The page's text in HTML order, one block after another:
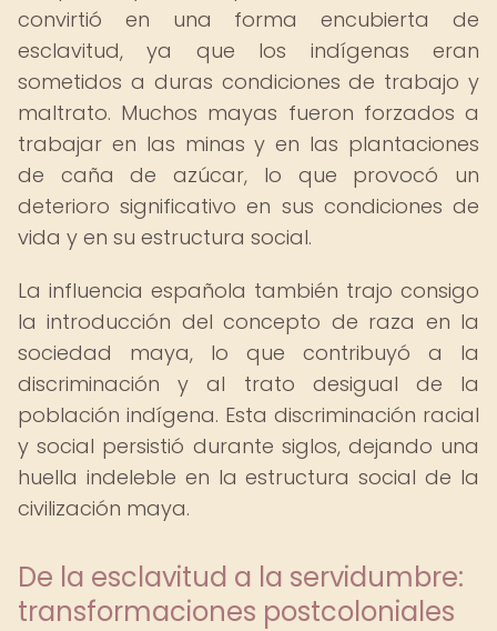
convirtió en una forma encubierta de
esclavitud, ya que los indígenas eran
sometidos a duras condiciones de trabajo y
maltrato. Muchos mayas fueron forzados a
trabajar en las minas y en las plantaciones
de caña de azúcar, lo que provocó un
deterioro significativo en sus condiciones de
vida y en su estructura social.
La influencia española también trajo consigo
la introducción del concepto de raza en la
sociedad maya, lo que contribuyó a la
discriminación y al trato desigual de la
población indígena. Esta discriminación racial
y social persistió durante siglos, dejando una
huella indeleble en la estructura social de la
civilización maya.
De la esclavitud a la servidumbre:
transformaciones postcoloniales